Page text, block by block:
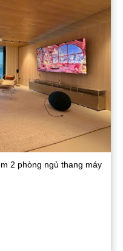
2 phòng ngủ thang máy